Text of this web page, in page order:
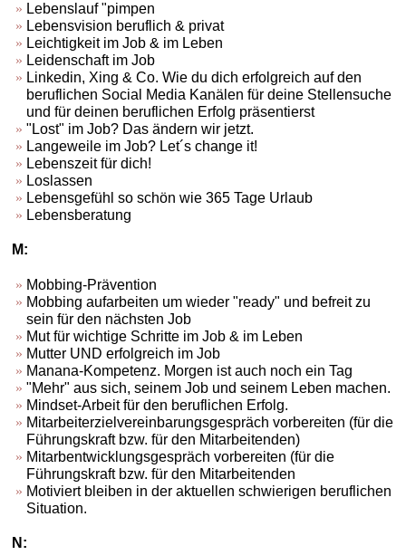
Lebenslauf "pimpen
Lebensvision beruflich & privat
Leichtigkeit im Job & im Leben
Leidenschaft im Job
Linkedin, Xing & Co. Wie du dich erfolgreich auf den
beruflichen Social Media Kanälen für deine Stellensuche
und für deinen beruflichen Erfolg präsentierst
"Lost" im Job? Das ändern wir jetzt.
Langeweile im Job? Let´s change it!
Lebenszeit für dich!
Loslassen
Lebensgefühl so schön wie 365 Tage Urlaub
Lebensberatung
M:
Mobbing-Prävention
Mobbing aufarbeiten um wieder "ready" und befreit zu
sein für den nächsten Job
Mut für wichtige Schritte im Job & im Leben
Mutter UND erfolgreich im Job
Manana-Kompetenz. Morgen ist auch noch ein Tag
"Mehr" aus sich, seinem Job und seinem Leben machen.
Mindset-Arbeit für den beruflichen Erfolg.
Mitarbeiterzielvereinbarungsgespräch vorbereiten (für die
Führungskraft bzw. für den Mitarbeitenden)
Mitarbentwicklungsgespräch vorbereiten (für die
Führungskraft bzw. für den Mitarbeitenden
Motiviert bleiben in der aktuellen schwierigen beruflichen
Situation.
N: